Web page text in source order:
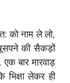
को नाम ले लो,
की सैकड़ों
बार मारवाड़
भिक्षा लेकर ही